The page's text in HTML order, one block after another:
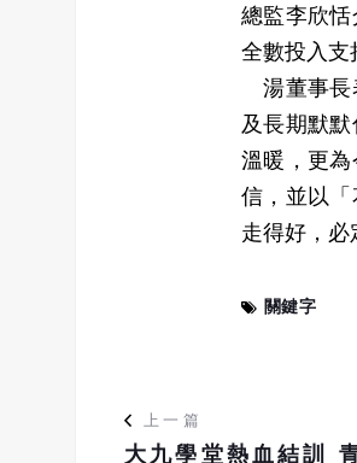
總監李欣
全數投入支
湯董事長
及長期默
溫暖，更
信，並以「
走得好，必
關鍵字
上一篇
大九學堂熱血結訓